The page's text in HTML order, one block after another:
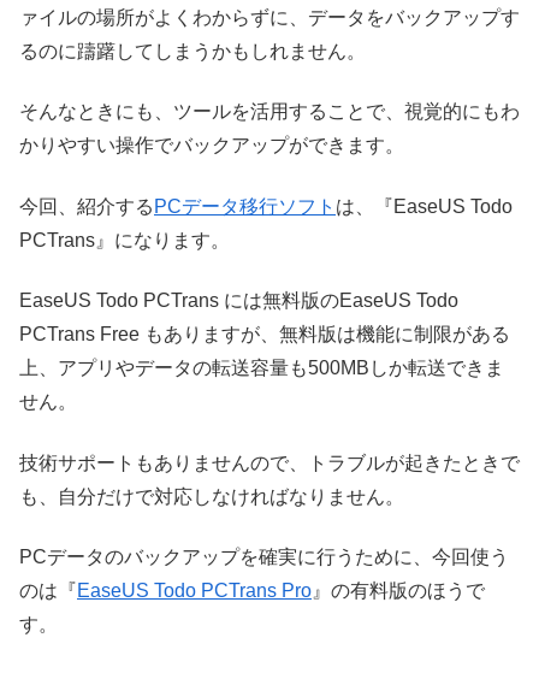
ァイルの場所がよくわからずに、データをバックアップす
るのに躊躇してしまうかもしれません。
そんなときにも、ツールを活用することで、視覚的にもわ
かりやすい操作でバックアップができます。
今回、紹介する PCデータ移行ソフト は、『EaseUS Todo
PCTrans』になります。
EaseUS Todo PCTrans には無料版のEaseUS Todo
PCTrans Free もありますが、無料版は機能に制限がある
上、アプリやデータの転送容量も500MBしか転送できま
せん。
技術サポートもありませんので、トラブルが起きたときで
も、自分だけで対応しなければなりません。
PCデータのバックアップを確実に行うために、今回使う
のは『EaseUS Todo PCTrans Pro 』の有料版のほうで
す。